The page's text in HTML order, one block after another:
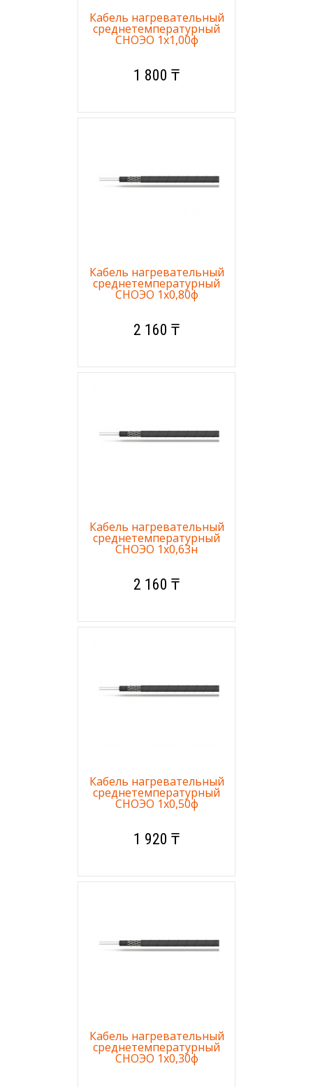
Кабель нагревательный
среднетемпературный
СНОЭО 1х1,00ф
1 800 ₸
Кабель нагревательный
среднетемпературный
СНОЭО 1х0,80ф
2 160 ₸
Кабель нагревательный
среднетемпературный
СНОЭО 1х0,63н
2 160 ₸
Кабель нагревательный
среднетемпературный
СНОЭО 1х0,50ф
1 920 ₸
Кабель нагревательный
среднетемпературный
СНОЭО 1х0,30ф